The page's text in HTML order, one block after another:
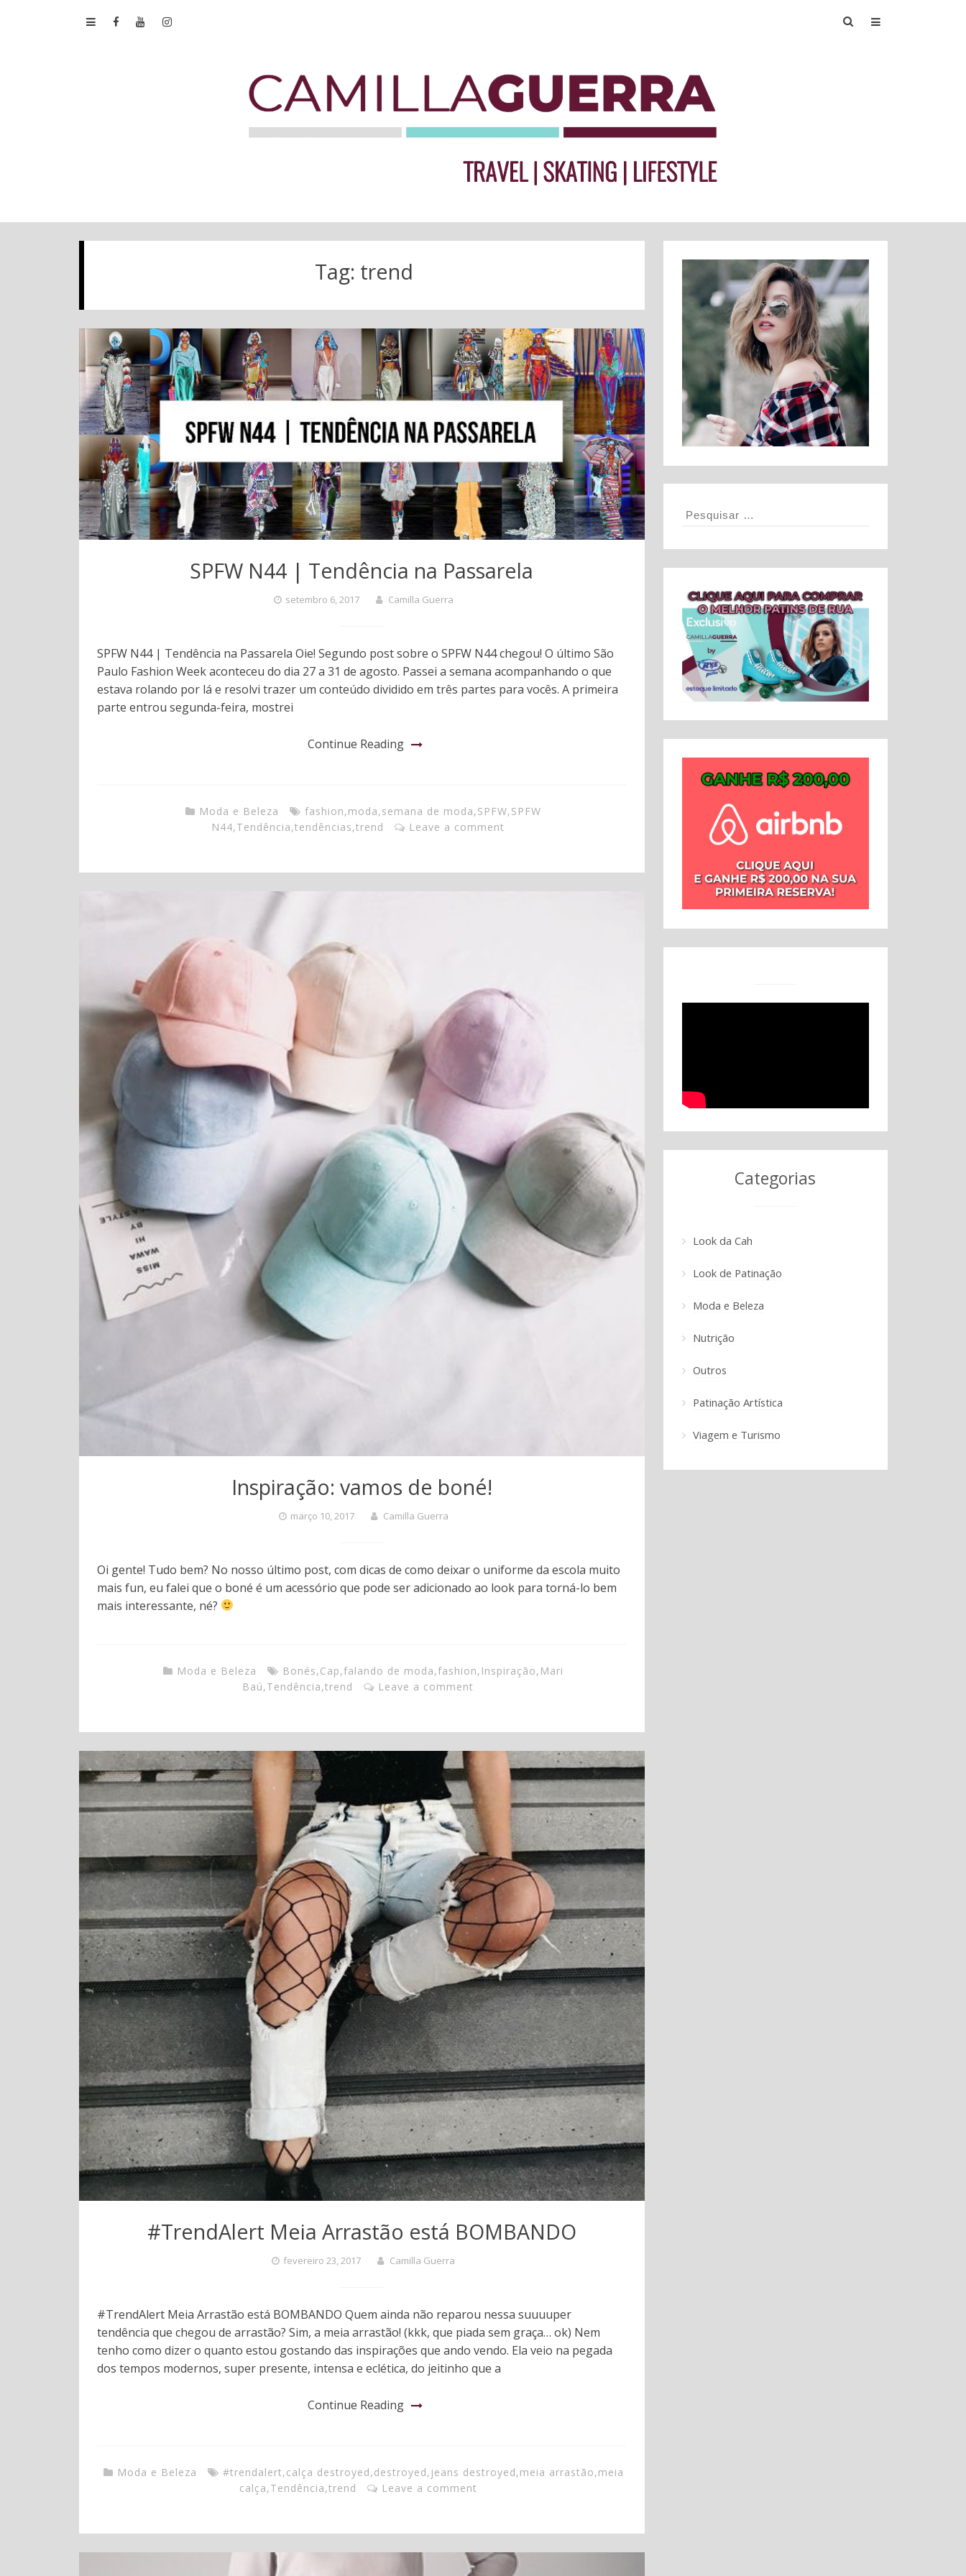
Tag: trend
SPFW N44 | Tendência na Passarela
setembro 6, 2017 Camilla Guerra
SPFW N44 | Tendência na Passarela Oie! Segundo post sobre o SPFW N44 chegou! O último São
Paulo Fashion Week aconteceu do dia 27 a 31 de agosto. Passei a semana acompanhando o que
estava rolando por lá e resolvi trazer um conteúdo dividido em três partes para vocês. A primeira
parte entrou segunda-feira, mostrei
Continue Reading
Moda e Beleza fashion,moda,semana de moda,SPFW,SPFW
N44,Tendência,tendências,trend Leave a comment
Inspiração: vamos de boné!
março 10, 2017 Camilla Guerra
Oi gente! Tudo bem? No nosso último post, com dicas de como deixar o uniforme da escola muito
mais fun, eu falei que o boné é um acessório que pode ser adicionado ao look para torná-lo bem
mais interessante, né?
Moda e Beleza Bonés,Cap,falando de moda,fashion, Inspiração, Mari
Baú,Tendência,trend Leave a comment
#TrendAlert Meia Arrastão está BOMBANDO
fevereiro 23, 2017 Camilla Guerra
#TrendAlert Meia Arrastão está BOMBANDO Quem ainda não reparou nessa suuuuper
tendência que chegou de arrastão? Sim, a meia arrastão! (kkk, que piada sem graça… ok) Nem
tenho como dizer o quanto estou gostando das inspirações que ando vendo. Ela veio na pegada
dos tempos modernos, super presente, intensa e eclética, do jeitinho que a
Continue Reading
Moda e Beleza #trendalert,calça destroyed,destroyed, jeans destroyed,meia arrastão,meia
calça,Tendência,trend Leave a comment
Categorias
Look da Cah
Look de Patinação
Moda e Beleza
Nutrição
Outros
Patinação Artística
Viagem e Turismo